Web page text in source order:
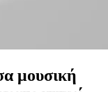
μουσική